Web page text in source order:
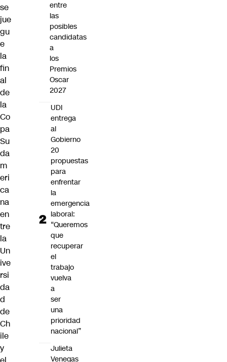
se
jue
gu
e
la
fin
al
de
la
Co
pa
Su
da
m
eri
ca
na
en
tre
la
Un
ive
rsi
da
d
de
Ch
ile
y
entre
las
posibles
candidatas
a
los
Premios
Oscar
2027
UDI
entrega
al
Gobierno
20
propuestas
para
enfrentar
la
emergencia
laboral:
“Queremos
que
recuperar
el
trabajo
vuelva
a
ser
una
prioridad
nacional”
Julieta
Venegas